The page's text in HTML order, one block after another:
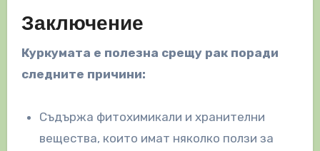
Заключение
Куркумата е полезна срещу рак поради
следните причини:
Съдържа фитохимикали и хранителни
вещества, които имат няколко ползи за